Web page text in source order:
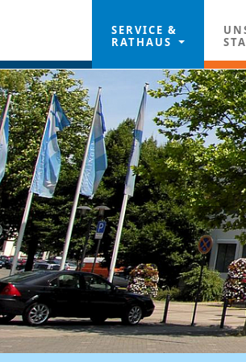
SERVICE &
RATHAUS